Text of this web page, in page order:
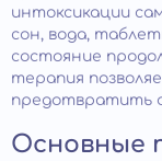
интоксикации
сон, вода,
состояние
терапия
предотвратить
Основные